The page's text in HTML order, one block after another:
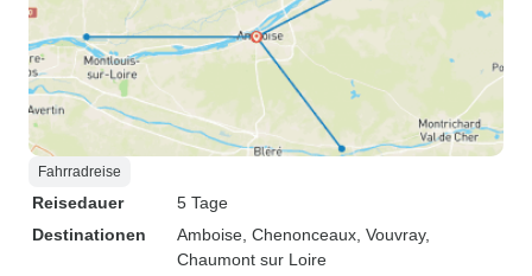
Fahrradreise
Reisedauer
5 Tage
Destinationen
Amboise , Chenonceaux , Vouvray,
Chaumont sur Loire